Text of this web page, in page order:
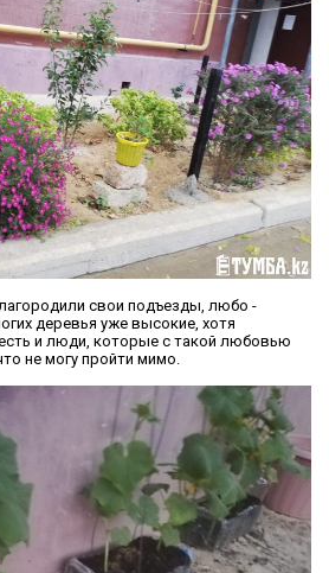
свои подъезды, любо -
деревья уже высокие, хотя
и люди, которые с такой любовью
не могу пройти мимо.